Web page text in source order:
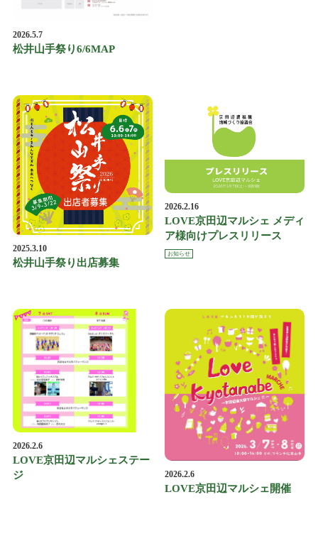
2026.5.7
松井山手祭り6/6MAP
2025.3.10
松井山手祭り出店募集
2026.2.16
LOVE京田辺マルシェ メディ
ア様向けプレスリリース
お知らせ
2026.2.6
LOVE京田辺マルシェステー
ジ
2026.2.6
LOVE京田辺マルシェ開催